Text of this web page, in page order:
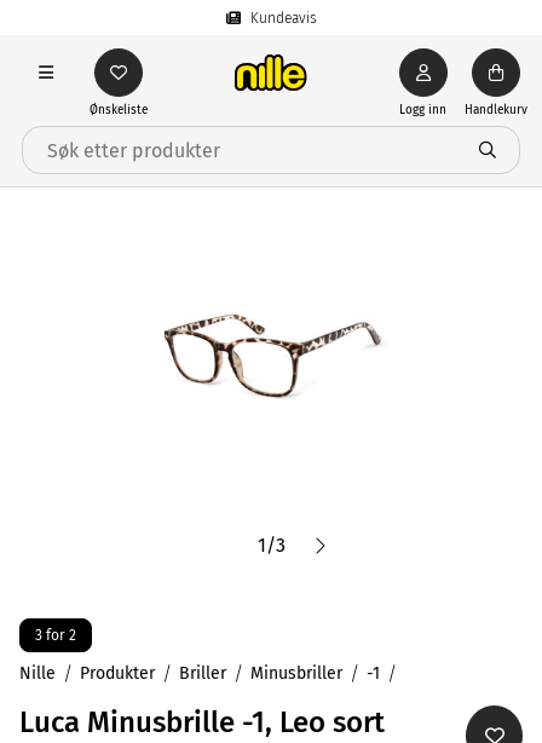
Kundeavis
Ønskeliste Logg inn Handlekurv
1/3
3 for 2
Nille Produkter Briller Minusbriller -1
Luca Minusbrille -1, Leo sort